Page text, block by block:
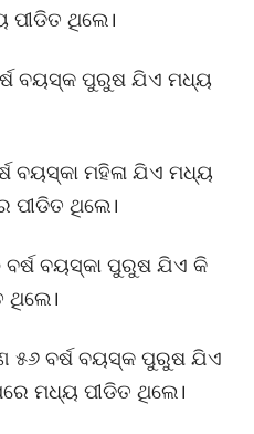
ପୀଡିତ ଥିଲେ।
ବୟସ୍କ ପୁରୁଷ ଯିଏ ମଧ୍ୟ
ବୟସ୍କା ମହିଳା ଯିଏ ମଧ୍ୟ
ପୀଡିତ ଥିଲେ।
ବୟସ୍କା ପୁରୁଷ ଯିଏ କି
ଥିଲେ।
୫୬ ବର୍ଷ ବୟସ୍କ ପୁରୁଷ ଯିଏ
ମଧ୍ୟ ପୀଡିତ ଥିଲେ।